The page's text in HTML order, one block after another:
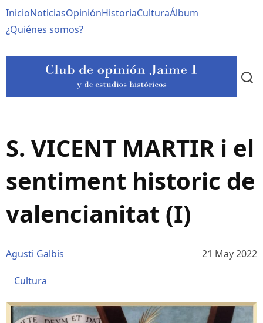
al
contenido
Navegación
principal
InicioNoticiasOpiniónHistoriaCulturaÁlbum
¿Quiénes somos?
S. VICENT MARTIR i el
sentiment historic de
valencianitat (I)
Agusti Galbis 21 May 2022
Cultura